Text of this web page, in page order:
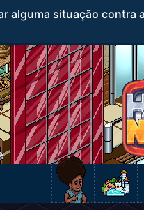
alguma situação